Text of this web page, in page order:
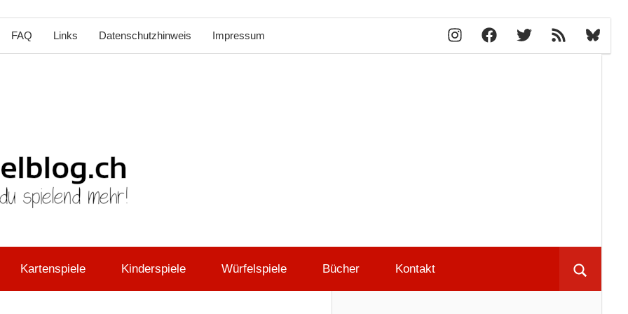
InstagramFacebook
X
RSS-
Feed
Bluesky
FAQ Links Datenschutzhinweis Impressum
Kartenspiele Kinderspiele Würfelspiele Bücher Kontakt